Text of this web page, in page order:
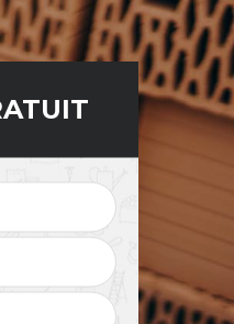
Béton décoratif 31